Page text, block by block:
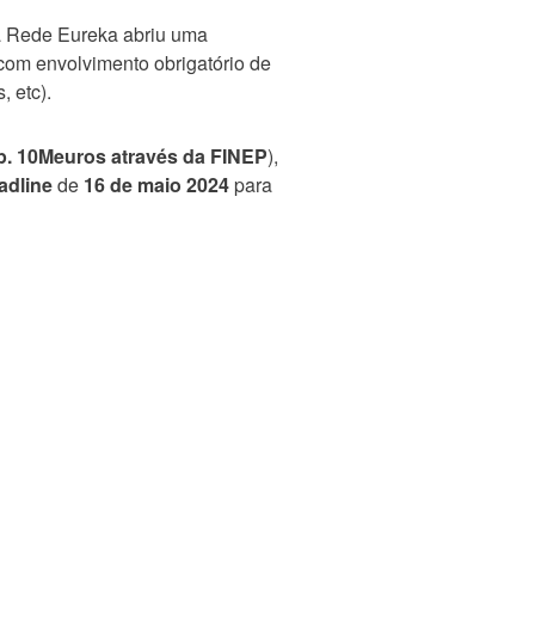
Eureka abriu uma
envolvimento obrigatório de
etc).
10Meuros através da FINEP),
de 16 de maio 2024para